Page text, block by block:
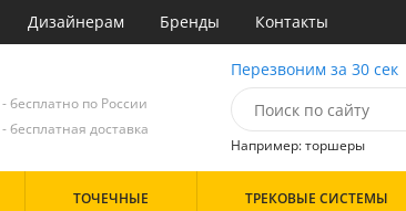
Дизайнерам Бренды Контакты
- бесплатно по России
- бесплатная доставка
Перезвоним за 30 сек
Например: торшеры
ТОЧЕЧНЫЕ ТРЕКОВЫЕ СИСТЕМЫ